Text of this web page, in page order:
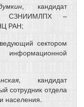
, кандидат
СЗНИИМЛПХ –
РАН;
сектором
, кандидат
сотрудник отдела
населения.